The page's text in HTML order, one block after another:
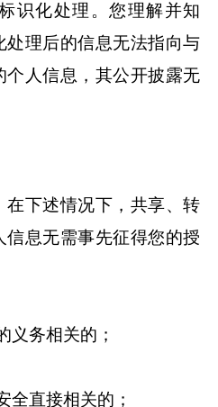
识化处理。您理解并知
处理后的信息无法指向与
个人信息，其公开披露无
在下述情况下，共享、转
息无需事先征得您的授
义务相关的；
全直接相关的；